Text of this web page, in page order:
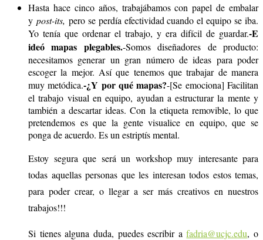
Hasta hace cinco años, trabajábamos con papel de embalar
y post-its, pero se perdía efectividad cuando el equipo se iba.
Yo tenía que ordenar el trabajo, y era difícil de guardar.-E
ideó mapas plegables.-Somos diseñadores de producto:
necesitamos generar un gran número de ideas para poder
escoger la mejor. Así que tenemos que trabajar de manera
muy metódica.-¿Y por qué mapas?-[Se emociona] Facilitan
el trabajo visual en equipo, ayudan a estructurar la mente y
también a descartar ideas. Con la etiqueta removible, lo que
pretendemos es que la gente visualice en equipo, que se
ponga de acuerdo. Es un estriptís mental.
Estoy segura que será un workshop muy interesante para
todas aquellas personas que les interesan todos estos temas,
para poder crear, o llegar a ser más creativos en nuestros
trabajos!!!
Si tienes alguna duda, puedes escribir afadria@ucjc.edu, o